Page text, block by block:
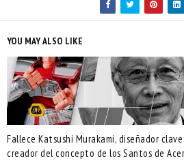
YOU MAY ALSO LIKE
Fallece Katsushi Murakami, diseñador
creador del concepto de los Santos de